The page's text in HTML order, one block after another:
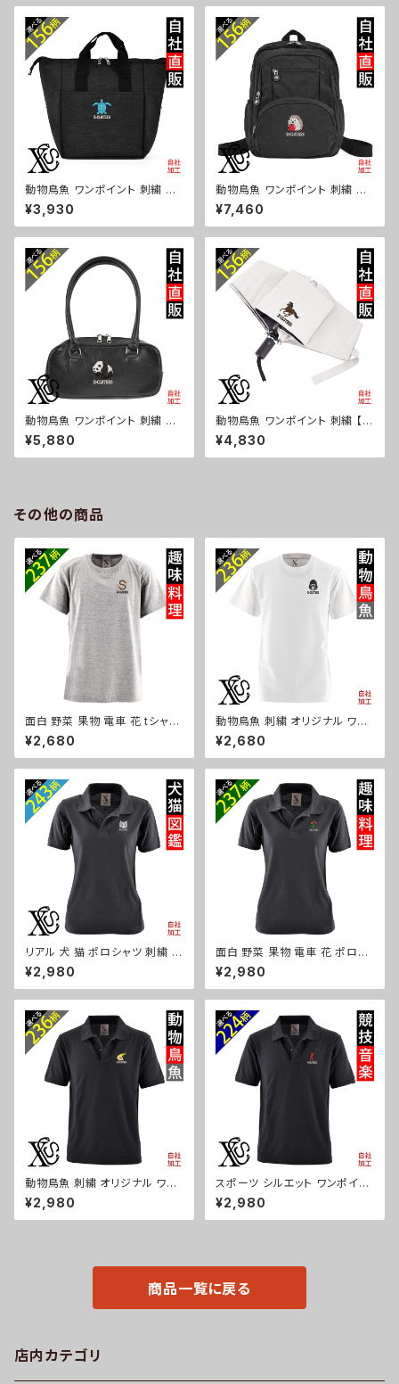
パンダ 文鳥 インコ ori-a-bg1
81-b06-s
レッサーパンダ 文鳥 インコ ori
-a-bg180-b06-s
動物鳥魚 ワンポイント 刺繍 保
冷保温 ランチバッグ 買い物バッ
グ トートバッグ レディース メン
ズ おしゃれ 雑貨 グッズ 自社ブ
ハリネズミ レッサーパンダ 文鳥
インコ ori-a-bg179-b06-s
¥3,930
動物鳥魚 ワンポイント 刺繍 撥
水 リュック レディース 大容量 8
ポケット ナイロン 軽量 軽い お
しゃれ 雑貨 グッズ 自社ブランド
ズミ レッサーパンダ 文鳥 インコ
ori-a-bg178-b06-s
¥7,460
動物鳥魚 ワンポイント 刺繍 上
品なシボ感 横長ショルダーバッ
グ レディース ミニボストン 軽量
雑貨 グッズ 自社ブランド 柄 馬
¥5,880
動物鳥魚 ワンポイント 刺繍 【形
状記憶+自動開閉】 折りたたみ
傘 レディース メンズ 55cm 晴
雨兼用 UVカット99.9％ 一級遮
¥4,830
その他の商品
面白 野菜 果物 電車 花 tシャツ
リアル 刺繍 プレゼント 5.6oz
オリジナル 半袖 Tシャツ メンズ
ワンポイント ロゴ おしゃれ 無
m-tst2-g09-s
¥2,680
動物鳥魚 刺繍 オリジナル ワン
ポイント 5.6oz 半袖 Tシャツ
メンズ ロゴ おしゃれ tシャツ 無
地 カットソー 白 ホワイト グレ
鳥 豚 魚 グッズ ori-am-tst2-
g06-s
¥2,680
リアル 犬 猫 ポロシャツ 刺繍 プ
レゼント 半袖 レディース オリジ
ナル 無地 ワンポイント ロゴ お
しゃれ ゴルフ 吸汗速乾 黒 紺 母
ズー シュナウザー パグ フレンチ
ブルドッグ X-CLOTHES 猫図
鑑 犬図鑑 ori-aw-poh2-b10
-s
¥2,980
面白 野菜 果物 電車 花 ポロシ
ャツ リアル 刺繍 プレゼント 半
袖 レディース オリジナル 無地
ワンポイント ロゴ おしゃれ ゴル
ッズ ori-aw-poh2-b09-s
¥2,980
動物鳥魚 刺繍 オリジナル ワン
ポイント ポロシャツ リアル 半袖
メンズ 無地 ロゴ おしゃれ ゴル
フ 吸汗速乾 父の日 柄 馬 鳥 豚
¥2,980
スポーツ シルエット ワンポイン
ト 刺繍 半袖 ポロシャツ メンズ
オリジナル 無地 ロゴ おしゃれ
ゴルフ 吸汗速乾 黒 ブラック ネ
¥2,980
商品一覧に戻る
店内カテゴリ